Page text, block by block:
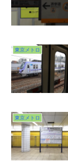
東京メトロ
東京メトロ